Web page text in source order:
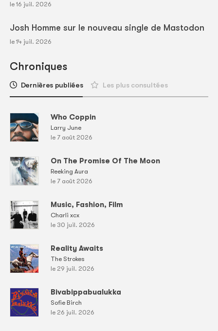
le 16 juil. 2026
Josh Homme sur le nouveau single de Mastodon
le 14 juil. 2026
Chroniques
Dernières publiées Les plus consultées
Who Coppin
Larry June
le 7 août 2026
On The Promise Of The Moon
Reeking Aura
le 7 août 2026
Music, Fashion, Film
Charli xcx
le 30 juil. 2026
Reality Awaits
The Strokes
le 29 juil. 2026
Bivabippabualukka
Sofie Birch
le 26 juil. 2026